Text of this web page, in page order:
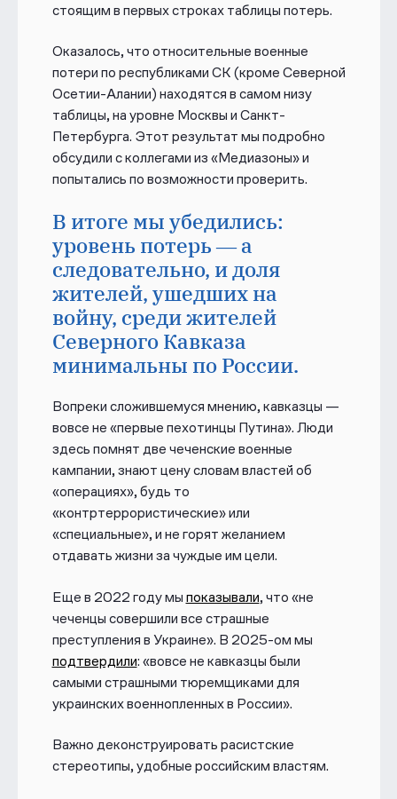
стоящим в первых строках таблицы потерь.
Оказалось, что относительные военные
потери по республиками СК (кроме Северной
Осетии-Алании) находятся в самом низу
таблицы, на уровне Москвы и Санкт-
Петербурга. Этот результат мы подробно
обсудили с коллегами из «Медиазоны» и
попытались по возможности проверить.
В итоге мы убедились:
уровень потерь — а
следовательно, и доля
жителей, ушедших на
войну, среди жителей
Северного Кавказа
минимальны по России.
Вопреки сложившемуся мнению, кавказцы —
вовсе не «первые пехотинцы Путина». Люди
здесь помнят две чеченские военные
кампании, знают цену словам властей об
«операциях», будь то
«контртеррористические» или
«специальные», и не горят желанием
отдавать жизни за чуждые им цели.
Еще в 2022 году мы показывали, что «не
чеченцы совершили все страшные
преступления в Украине». В 2025-ом мы
подтвердили: «вовсе не кавказцы были
самыми страшными тюремщиками для
украинских военнопленных в России».
Важно деконструировать расистские
стереотипы, удобные российским властям.